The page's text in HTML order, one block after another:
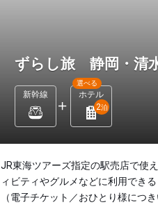
ずらし旅 静岡・清
新幹線 ホテル
選べる
2泊
JR東海ツアーズ指定の駅売店で使
ィビティやグルメなどに利用でき
（電子チケット／おひとり様につ